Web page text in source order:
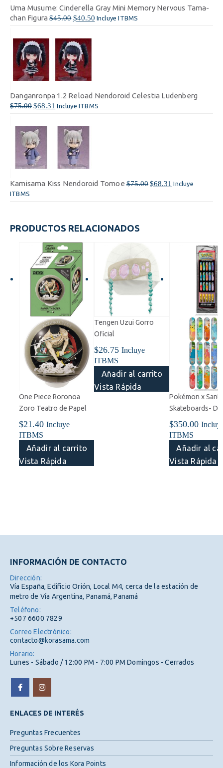
Uma Musume: Cinderella Gray Mini Memory Nervous Tama-
chan Figura $45.00 El
original
era:
$45.00.
$40.50El
Incluye ITBMS
Danganronpa 1.2 Reload Nendoroid Celestia Ludenberg
$75.00El
original
era:
$75.00.
$68.31 El
actual
es:
$68.31.
Incluye ITBMS
Kamisama Kiss Nendoroid Tomoe $75.00El
$68.31 El
Incluye
ITBMS
PRODUCTOS RELACIONADOS
One Piece Roronoa
Zoro Teatro de Papel
$21.40 Incluye
ITBMS
Añadir al carrito
Vista Rápida
Tengen Uzui Gorro
Oficial
$26.75 Incluye
ITBMS
Añadir al carrito
Vista Rápida
Pokémon x
Skateboards-
$350.00
ITBMS
Añadir al
Vista Rápida
INFORMACIÓN DE CONTACTO
Dirección:
Vía España, Edificio Orión, Local M4, cerca de la estación de
metro de Vía Argentina, Panamá, Panamá
Teléfono:
+507 6600 7829
Correo Electrónico:
contacto@korasama.com
Horario:
Lunes - Sábado / 12:00 PM - 7:00 PM Domingos - Cerrados
ENLACES DE INTERÉS
Preguntas Frecuentes
Preguntas Sobre Reservas
Información de los Kora Points